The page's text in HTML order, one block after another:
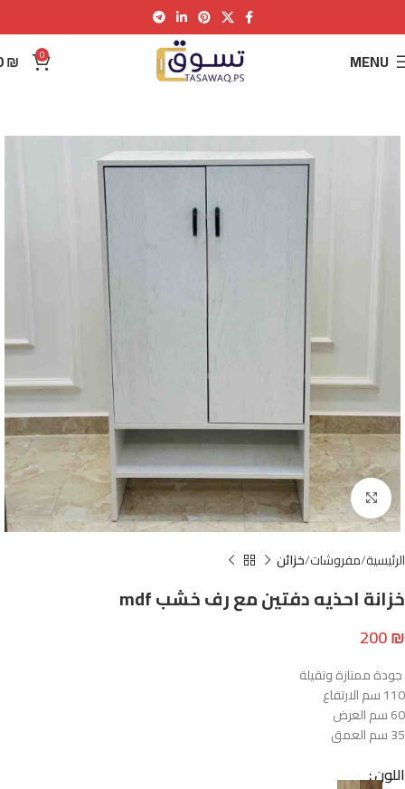
MENU
0
₪
Click to enlarge
الرئيسية مفروشات خزائن
خزانة احذيه دفتين مع رف خشب mdf
200₪
جودة ممتازة وتقيلة
110 سم الارتفاع
60 سم العرض
35 سم العمق
اللون